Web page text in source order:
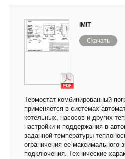
IMIT
Скачать
Термостат комбинированный
применяется в системах
котельных, насосов и других
настройки и поддержания в
заданной температуры
ограничения ее максимального
подключения. Технические